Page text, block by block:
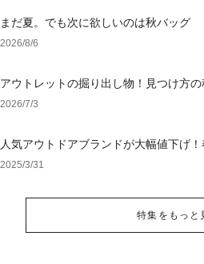
まだ夏。でも次に欲しいのは秋バッグ
2026/8/6
アウトレットの掘り出し物！見つけ方の
2026/7/3
人気アウトドアブランドが大幅値下げ
2025/3/31
特集をもっと